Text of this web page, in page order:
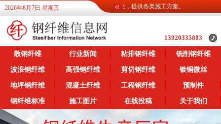
2026年8月7日 星期五
钢纤维信息网为广大客户提供各类钢纤维信息，提供各类施工方案。
13920335883
散钢纤维 行业新闻 粘排钢纤维 铣削钢纤维
波浪钢纤维 高强钢纤维 剪切钢纤维 镀铜微丝
地坪钢纤维 混凝土纤维 工程钢纤维 预制件
钢纤维标准 施工图片 在线投稿 关于我们